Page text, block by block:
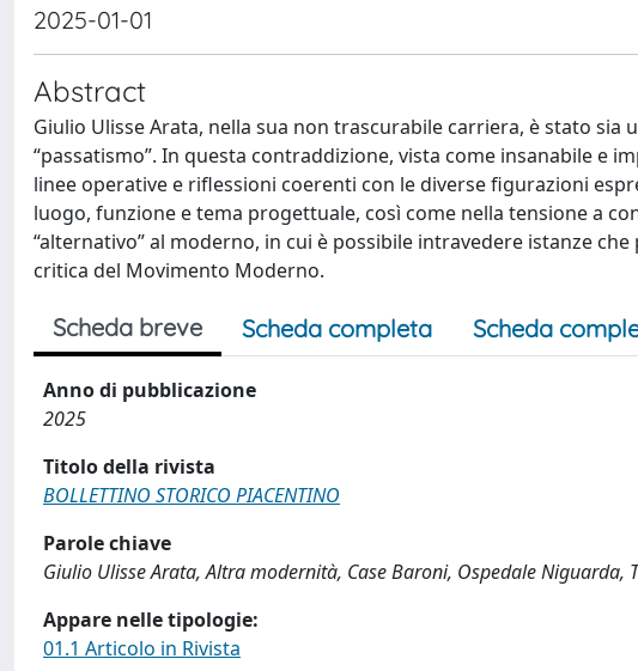
2025-01-01
Abstract
Giulio Ulisse Arata, nella sua non trascurabile carriera, è stato
“passatismo”. In questa contraddizione, vista come insanabile e
linee operative e riflessioni coerenti con le diverse figurazioni
luogo, funzione e tema progettuale, così come nella tensione a
“alternativo” al moderno, in cui è possibile intravedere istanze
critica del Movimento Moderno.
Scheda breve Scheda completa Scheda
Anno di pubblicazione
2025
Titolo della rivista
BOLLETTINO STORICO PIACENTINO
Parole chiave
Giulio Ulisse Arata, Altra modernità, Case Baroni, Ospedale
Appare nelle tipologie:
01.1 Articolo in Rivista